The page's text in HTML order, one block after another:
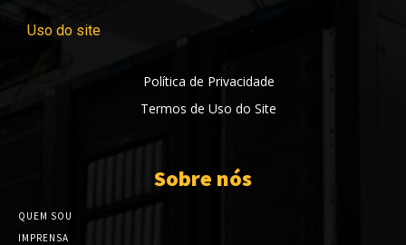
Uso do site
Política de Privacidade
Termos de Uso do Site
Sobre nós
QUEM SOU
IMPRENSA